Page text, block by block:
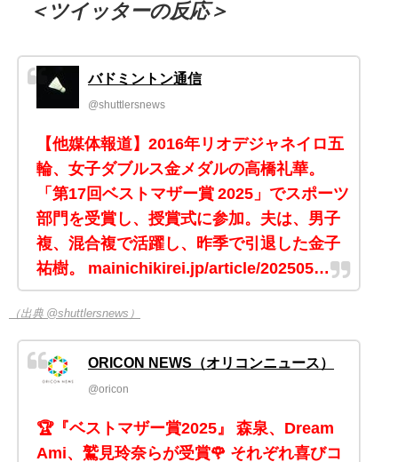
＜ツイッターの反応＞
バドミントン通信
@shuttlersnews
【他媒体報道】2016年リオデジャネイロ五
輪、女子ダブルス金メダルの高橋礼華。
「第17回ベストマザー賞 2025」でスポーツ
部門を受賞し、授賞式に参加。夫は、男子
複、混合複で活躍し、昨季で引退した金子
祐樹。 mainichikirei.jp/article/202505…
（出典 @shuttlersnews）
ORICON NEWS（オリコンニュース）
@oricon
🏆『ベストマザー賞2025』 森泉、Dream
Ami、鷲見玲奈らが受賞🌹 それぞれ喜びコ